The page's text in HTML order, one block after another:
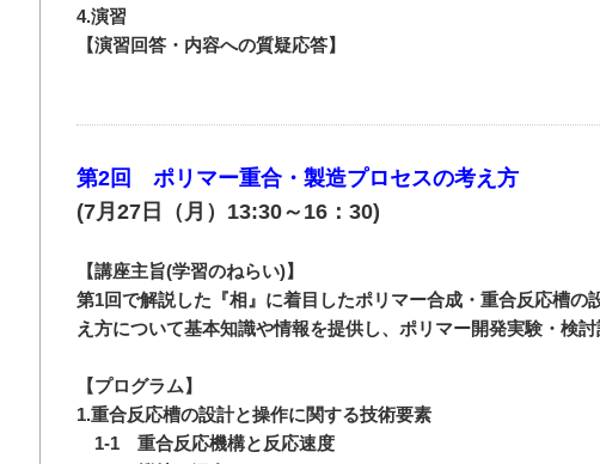
4.演習
【演習回答・内容への質疑応答】
第2回 ポリマー重合・製造プロセスの考え方
(7月27日（月）13:30～16：30)
【講座主旨(学習のねらい)】
第1回で解説した『相』に着目したポリマー合成・重合反応槽の
え方について基本知識や情報を提供し、ポリマー開発実験・検
【プログラム】
1.重合反応槽の設計と操作に関する技術要素
1-1 重合反応機構と反応速度